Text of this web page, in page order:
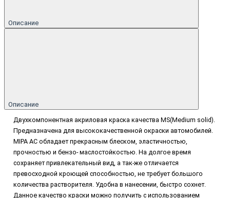
Описание
Описание
Двухкомпонентная акриловая краска качества MS(Medium solid).
Предназначена для высококачественной окраски автомобилей.
MIPA AC обладает прекрасным блеском, эластичностью,
прочностью и бензо- маслостойкостью. На долгое время
сохраняет привлекательный вид, а так-же отличается
превосходной кроющей способностью, не требует большого
количества растворителя. Удобна в нанесении, быстро сохнет.
Данное качество краски можно получить с использованием